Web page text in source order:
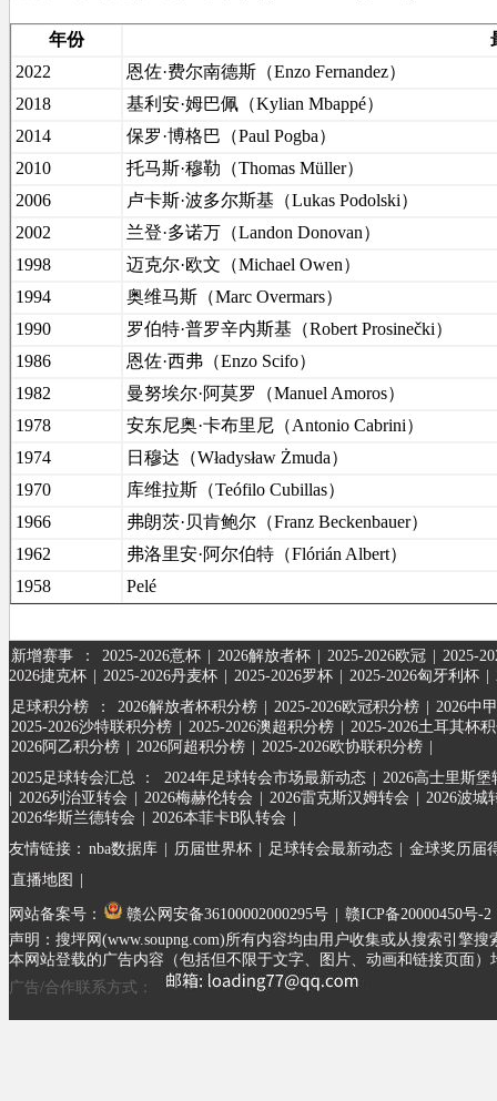
年份
2022
恩佐·费尔南德斯（Enzo Fernandez）
2018
基利安·姆巴佩（Kylian Mbappé）
2014
保罗·博格巴（Paul Pogba）
2010
托马斯·穆勒（Thomas Müller）
2006
卢卡斯·波多尔斯基（Lukas Podolski）
2002
兰登·多诺万（Landon Donovan）
1998
迈克尔·欧文（Michael Owen）
1994
奥维马斯（Marc Overmars）
1990
罗伯特·普罗辛内斯基（Robert Prosinečki）
1986
恩佐·西弗（Enzo Scifo）
1982
曼努埃尔·阿莫罗（Manuel Amoros）
1978
安东尼奥·卡布里尼（Antonio Cabrini）
1974
日穆达（Władysław Żmuda）
1970
库维拉斯（Teófilo Cubillas）
1966
弗朗茨·贝肯鲍尔（Franz Beckenbauer）
1962
弗洛里安·阿尔伯特（Flórián Albert）
1958
Pelé
新增赛事 ： 2025-2026意杯 | 2026解放者杯 | 2025-2026欧冠 | 2025-
2026捷克杯 | 2025-2026丹麦杯 | 2025-2026罗杯 | 2025-2026匈牙利杯 |
足球积分榜
： 2026解放者杯积分榜 | 2025-2026欧冠积分榜 | 2026中
2025-2026沙特联积分榜 | 2025-2026澳超积分榜 | 2025-2026土耳其杯
2026阿乙积分榜 | 2026阿超积分榜 | 2025-2026欧协联积分榜 |
2025足球转会汇总 ：
2024年足球转会市场最新动态 | 2026高士里斯堡
| 2026列治亚转会 | 2026梅赫伦转会 | 2026雷克斯汉姆转会 | 2026波城
2026华斯兰德转会 | 2026本菲卡B队转会 |
友情链接： nba数据库 | 历届世界杯 | 足球转会最新动态 | 金球奖历届
直播地图 |
网站备案号： 赣公网安备36100002000295号 | 赣ICP备20000450号-2
声明：搜坪网(www.soupng.com)所有内容均由用户收集或从搜索引擎
本网站登载的广告内容（包括但不限于文字、图片、动画和链接页面
广告/合作联系方式：